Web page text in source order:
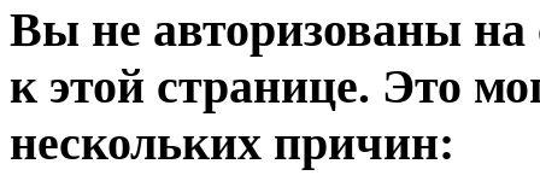
Вы не авторизованы на
к этой странице. Это
нескольких причин: